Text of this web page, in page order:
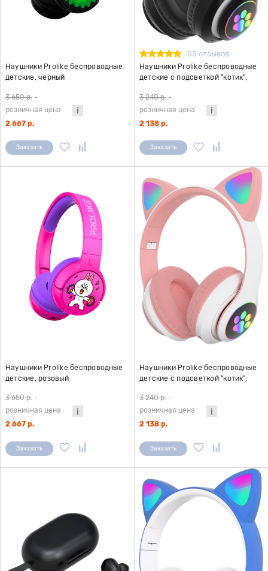
Наушники Prolike беспроводные
детские, черный
3 650 р. -
розничная цена
2 667 р.
Заказать
55 отзывов
Наушники Prolike беспроводные
детские с подсветкой "котик",
3 240 р. -
розничная цена
2 138 р.
Заказать
Наушники Prolike беспроводные
детские, розовый
3 650 р. -
розничная цена
2 667 р.
Заказать
Наушники Prolike беспроводные
детские с подсветкой "котик",
3 240 р. -
розничная цена
2 138 р.
Заказать